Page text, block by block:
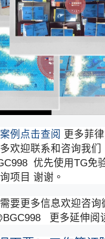
例点击查阅 更多菲
欢迎联系和咨询我们
优先使用TG免
项目 谢谢。
要更多信息欢迎咨询
更多延伸阅